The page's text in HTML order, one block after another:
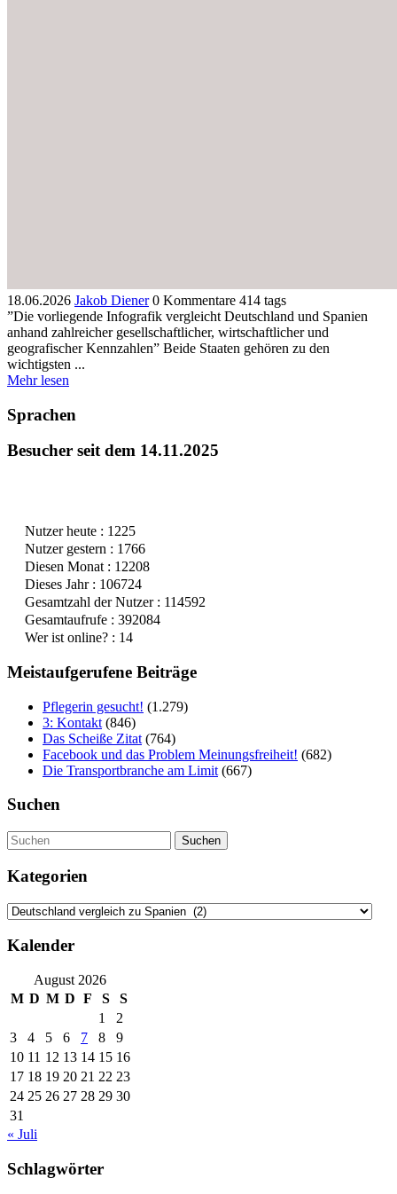
18.06.2026 Jakob Diener 0 Kommentare 414 tags
”Die vorliegende Infografik vergleicht Deutschland und Spanien
anhand zahlreicher gesellschaftlicher, wirtschaftlicher und
geografischer Kennzahlen” Beide Staaten gehören zu den
wichtigsten ...
Mehr lesen
Sprachen
Besucher seit dem 14.11.2025
Nutzer heute : 1225
Nutzer gestern : 1766
Diesen Monat : 12208
Dieses Jahr : 106724
Gesamtzahl der Nutzer : 114592
Gesamtaufrufe : 392084
Wer ist online? : 14
Meistaufgerufene Beiträge
Pflegerin gesucht! (1.279)
3: Kontakt (846)
Das Scheiße Zitat (764)
Facebook und das Problem Meinungsfreiheit! (682)
Die Transportbranche am Limit (667)
Suchen
Suchen
Kategorien
Kategorien
Kalender
August 2026
M D M D F S
S
1
2
3
4 5 6 7 8
9
10 11 12 13 14 15 16
17 18 19 20 21 22 23
24 25 26 27 28 29 30
31
« Juli
Schlagwörter